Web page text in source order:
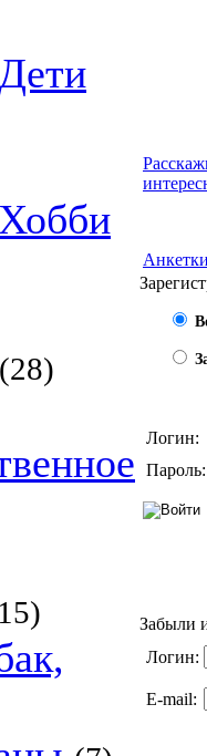
(28)
Логин:
Пароль:
Забыли
Логин:
E-mail: